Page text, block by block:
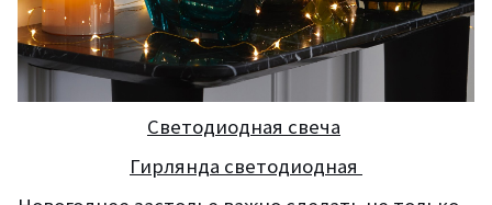
Светодиодная свеча
Гирлянда светодиодная